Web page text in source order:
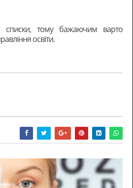
списки, тому бажаючим варто
освіти.